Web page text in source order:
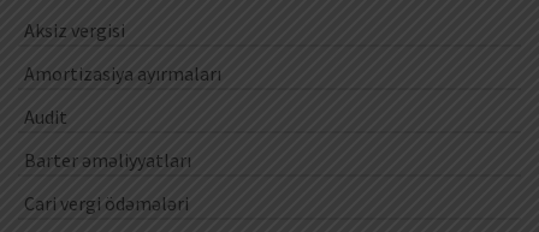
Aksiz vergisi
Amortizasiya ayırmaları
Audit
Barter əməliyyatları
Cari vergi ödəmələri